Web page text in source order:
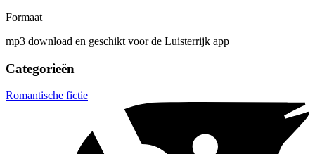
Formaat
mp3 download en geschikt voor de Luisterrijk app
Categorieën
Romantische fictie